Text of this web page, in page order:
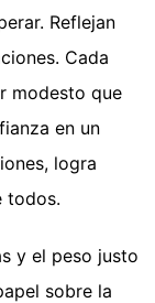
Reflejan
Cada
modesto que
en un
logra
todos.
y el peso justo
sobre la